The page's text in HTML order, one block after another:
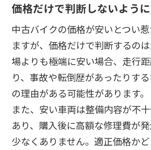
価格だけで判断しないよう
中古バイクの価格が安いとつい
ますが、価格だけで判断するの
場よりも極端に安い場合、走行
り、事故や転倒歴があったりす
の理由がある可能性があります。
また、安い車両は整備内容が不
あり、購入後に高額な修理費が
少なくありません。適正価格か